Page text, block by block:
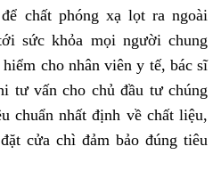
chất phóng xạ lọt ra ngoài
sức khỏa mọi người chung
cho nhân viên y tế, bác sĩ
tư vấn cho chủ đầu tư chúng
chuẩn nhất định về chất liệu,
cửa chì đảm bảo đúng tiêu